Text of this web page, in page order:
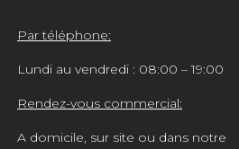
Par téléphone:
Lundi au vendredi : 08:00 – 19:00
Rendez-vous commercial:
A domicile, sur site ou dans notre